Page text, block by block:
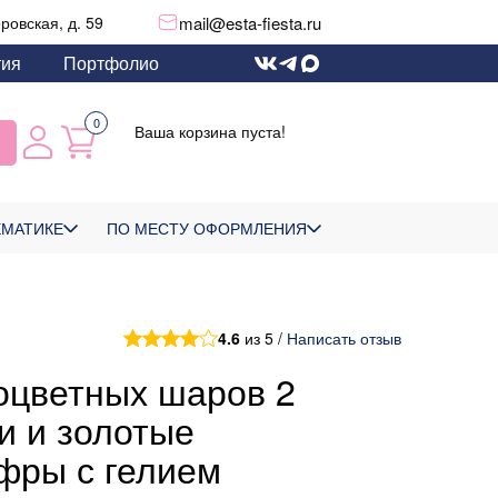
д. 59 mail@esta-fiesta.ru
Портфолио
0 Ваша корзина пуста!
ПО МЕСТУ ОФОРМЛЕНИЯ
4.6 из 5 / Написать отзыв
шаров 2
и золотые
с гелием